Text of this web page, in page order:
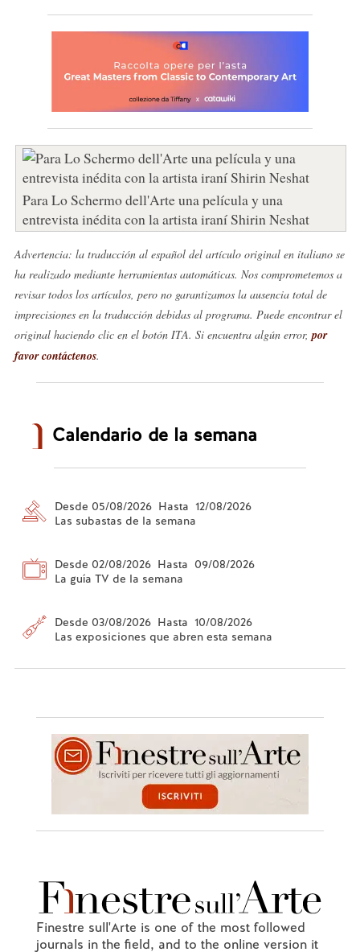
Para Lo Schermo dell'Arte una película y una
entrevista inédita con la artista iraní Shirin Neshat
Advertencia: la traducción al español del artículo original en italiano se
ha realizado mediante herramientas automáticas. Nos comprometemos a
revisar todos los artículos, pero no garantizamos la ausencia total de
imprecisiones en la traducción debidas al programa. Puede encontrar el
original haciendo clic en el botón ITA. Si encuentra algún error, por
favor contáctenos.
Calendario de la semana
Desde 05/08/2026 Hasta 12/08/2026
Las subastas de la semana
Desde 02/08/2026 Hasta 09/08/2026
La guía TV de la semana
Desde 03/08/2026 Hasta 10/08/2026
Las exposiciones que abren esta semana
Finestre sull'Arte is one of the most followed
journals in the field, and to the online version it